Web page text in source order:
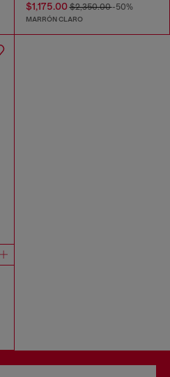
$1,175.00$2,350.00-50%
MARRÓN CLARO